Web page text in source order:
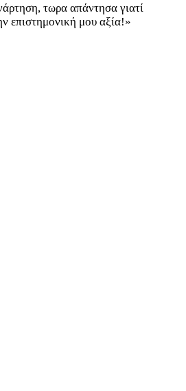
τωρα απάντησα γιατί
επιστημονική μου αξία!»